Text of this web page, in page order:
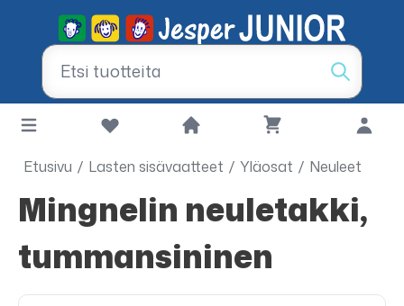
Etusivu / Lasten sisävaatteet / Yläosat / Neuleet
Mingnelin neuletakki,
tummansininen